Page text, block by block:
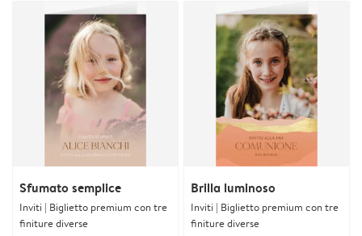
Sfumato semplice
Inviti | Biglietto premium con tre
finiture diverse
Brilla luminoso
Inviti | Biglietto premium con tre
finiture diverse